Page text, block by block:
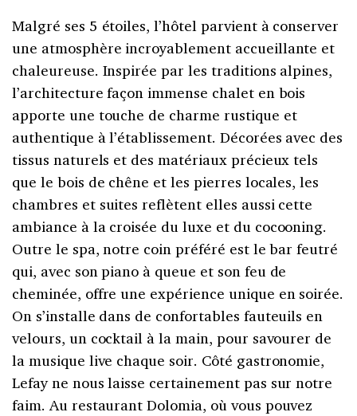
Malgré ses 5 étoiles, l’hôtel parvient à conserver
une atmosphère incroyablement accueillante et
chaleureuse. Inspirée par les traditions alpines,
l’architecture façon immense chalet en bois
apporte une touche de charme rustique et
authentique à l’établissement. Décorées avec des
tissus naturels et des matériaux précieux tels
que le bois de chêne et les pierres locales, les
chambres et suites reflètent elles aussi cette
ambiance à la croisée du luxe et du cocooning.
Outre le spa, notre coin préféré est le bar feutré
qui, avec son piano à queue et son feu de
cheminée, offre une expérience unique en soirée.
On s’installe dans de confortables fauteuils en
velours, un cocktail à la main, pour savourer de
la musique live chaque soir. Côté gastronomie,
Lefay ne nous laisse certainement pas sur notre
faim. Au restaurant Dolomia, où vous pouvez